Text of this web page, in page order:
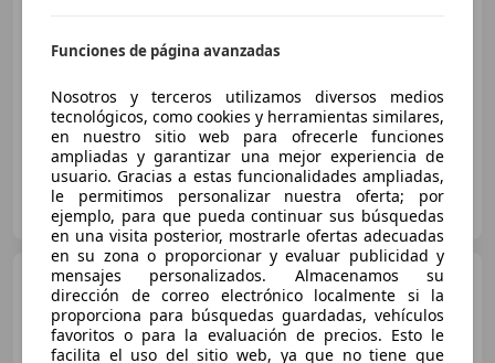
Sin
06/2007 370.000 km Diésel 136 kW (185 CV)
Particular
ES-13240 La Solana
Volvo XC90D5 Momentum
136KW (185CV)
€ 6.990
Funciones de página avanzadas
Nosotros y terceros utilizamos diversos medios
tecnológicos, como cookies y herramientas similares,
en nuestro sitio web para ofrecerle funciones
ampliadas y garantizar una mejor experiencia de
usuario. Gracias a estas funcionalidades ampliadas,
le permitimos personalizar nuestra oferta; por
ejemplo, para que pueda continuar sus búsquedas
en una visita posterior, mostrarle ofertas adecuadas
en su zona o proporcionar y evaluar publicidad y
mensajes personalizados. Almacenamos su
dirección de correo electrónico localmente si la
proporciona para búsquedas guardadas, vehículos
favoritos o para la evaluación de precios. Esto le
facilita el uso del sitio web, ya que no tiene que